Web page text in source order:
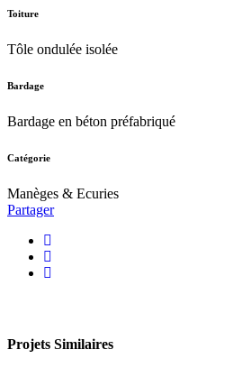
Toiture
Tôle ondulée isolée
Bardage
Bardage en béton préfabriqué
Catégorie
Manèges & Ecuries
Partager
Projets Similaires